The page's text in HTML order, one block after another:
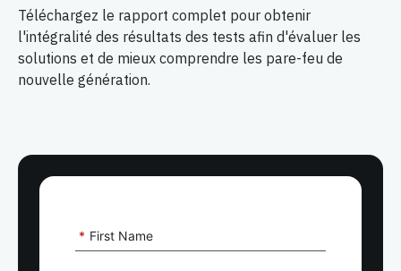
Téléchargez le rapport complet pour obtenir
l'intégralité des résultats des tests afin d'évaluer les
solutions et de mieux comprendre les pare-feu de
nouvelle génération.
* First Name